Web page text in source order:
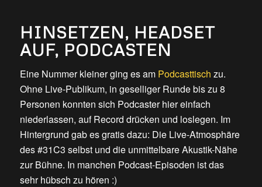
HINSETZEN, HEADSET
AUF, PODCASTEN
Eine Nummer kleiner ging es am Podcasttisch zu.
Ohne Live-Publikum, in geselliger Runde bis zu 8
Personen konnten sich Podcaster hier einfach
niederlassen, auf Record drücken und loslegen. Im
Hintergrund gab es gratis dazu: Die Live-Atmosphäre
des #31C3 selbst und die unmittelbare Akustik-Nähe
zur Bühne. In manchen Podcast-Episoden ist das
sehr hübsch zu hören :)